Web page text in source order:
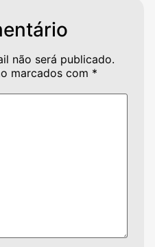
não será publicado.
marcados com *